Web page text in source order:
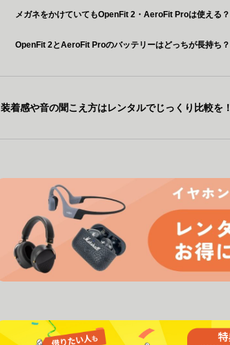
メガネをかけていてもOpenFit 2・AeroFit Proは使える？
OpenFit 2とAeroFit Proのバッテリーはどっちが長持ち？
装着感や音の聞こえ方はレンタルでじっくり比較を！